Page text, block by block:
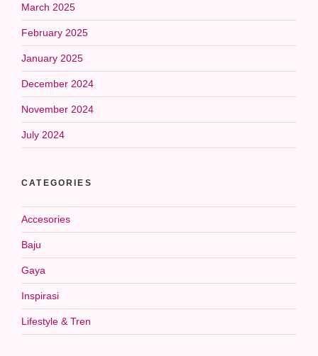
March 2025
February 2025
January 2025
December 2024
November 2024
July 2024
CATEGORIES
Accesories
Baju
Gaya
Inspirasi
Lifestyle & Tren